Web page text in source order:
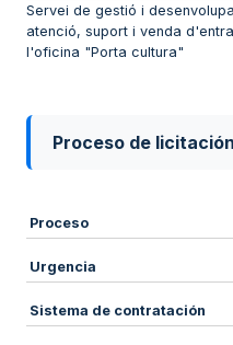
Servei de gestió i
atenció, suport i venda
l'oficina "Porta cultura"
Proceso de licitación
Proceso
Urgencia
Sistema de contratación